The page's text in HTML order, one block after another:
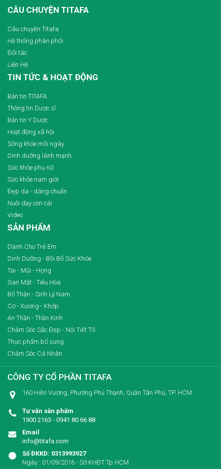
CÂU CHUYỆN TITAFA
Câu chuyện Titafa
Hệ thống phân phối
Đối tác
Liên Hệ
TIN TỨC & HOẠT ĐỘNG
Bản tin TITAFA
Thông tin Dược sĩ
Bản tin Y Dược
Hoạt động xã hội
Sống khỏe mỗi ngày
Dinh dưỡng lành mạnh
Sức khỏe phụ nữ
Sức khỏe nam giới
Đẹp da - dáng chuẩn
Nuôi dạy con cái
Video
SẢN PHẨM
Dành Cho Trẻ Em
Dinh Dưỡng - Bồi Bổ Sức Khỏe
Tai - Mũi - Họng
Gan Mật - Tiêu Hóa
Bổ Thận - Sinh Lý Nam
Cơ - Xương - Khớp
An Thần - Thần Kinh
Chăm Sóc Sắc Đẹp - Nội Tiết Tố
Thực phẩm bổ sung
Chăm Sóc Cá Nhân
CÔNG TY CỔ PHẦN TITAFA
160 Hiền Vương, Phường Phú Thạnh, Quận Tân Phú, TP. HCM
Tư vấn sản phẩm
1900 2163 - 0941 80 66 88
Email
info@titafa.com
Số ĐKKD: 0313993927
Ngày : 01/09/2016 - Sở KHĐT Tp.HCM